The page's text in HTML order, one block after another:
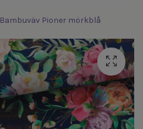
Bambuväv Pioner mörkblå